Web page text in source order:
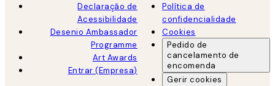
Declaração de
Acessibilidade
Desenio Ambassador
Programme
Art Awards
Entrar (Empresa)
Política de
confidencialidade
Cookies
Pedido de
cancelamento de
encomenda
Gerir cookies